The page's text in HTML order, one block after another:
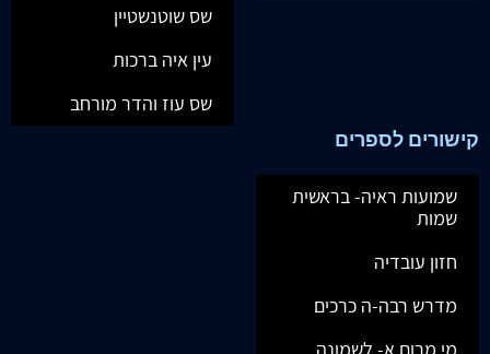
שס שוטנשטיין
עין איה ברכות
שס עוז והדר מורחב
קישורים לספרים
שמועות ראיה- בראשית
שמות
חזון עובדיה
מדרש רבה-ה כרכים